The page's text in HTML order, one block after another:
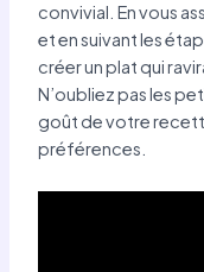
convivial. En vous
et en suivant les
créer un plat qui
N’oubliez pas les
goût de votre
préférences.